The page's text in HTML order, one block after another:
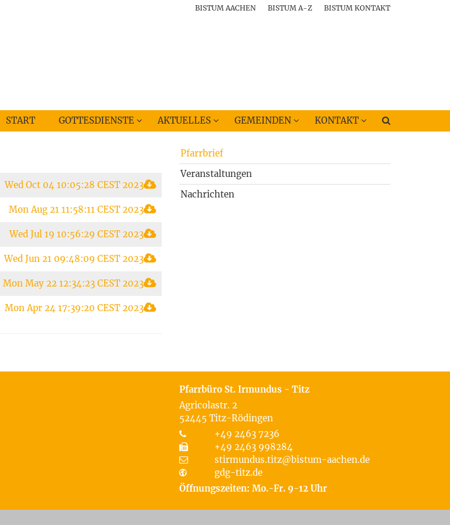
BISTUM AACHEN BISTUM A-Z BISTUM KONTAKT
START GOTTESDIENSTE AKTUELLES GEMEINDEN KONTAKT
Wed Oct 04 10:05:28 CEST 2023
Mon Aug 21 11:58:11 CEST 2023
Wed Jul 19 10:56:29 CEST 2023
Wed Jun 21 09:48:09 CEST 2023
Mon May 22 12:34:23 CEST 2023
Mon Apr 24 17:39:20 CEST 2023
Pfarrbrief
Veranstaltungen
Nachrichten
Pfarrbüro St. Irmundus - Titz
Agricolastr. 2
52445 Titz-Rödingen
+49 2463 7236
+49 2463 998284
stirmundus.titz@bistum-aachen.de
gdg-titz.de
Öffnungszeiten: Mo.-Fr. 9-12 Uhr